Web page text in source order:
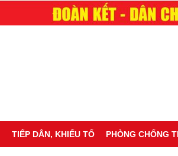
TIẾP DÂN, KHIẾU TỐ PHÒNG CHỐNG